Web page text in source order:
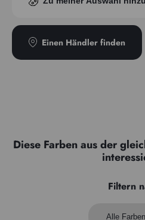
Sicherheitshinweise :
P273: Freisetzung in die Umwelt
P391: Verschüttetes Produkt
Einen Händler finden
Diese Farben aus der
Filtern